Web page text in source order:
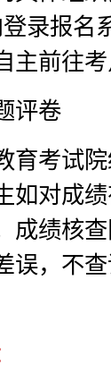
录报名
主前往
评卷
育考试
如对成
成绩核
误，不查